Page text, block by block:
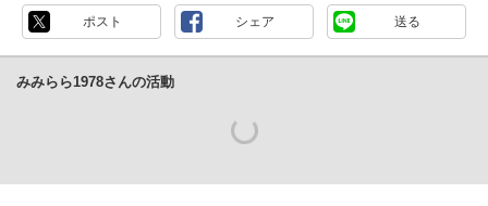
ポスト シェア 送る
みみらら1978さんの活動